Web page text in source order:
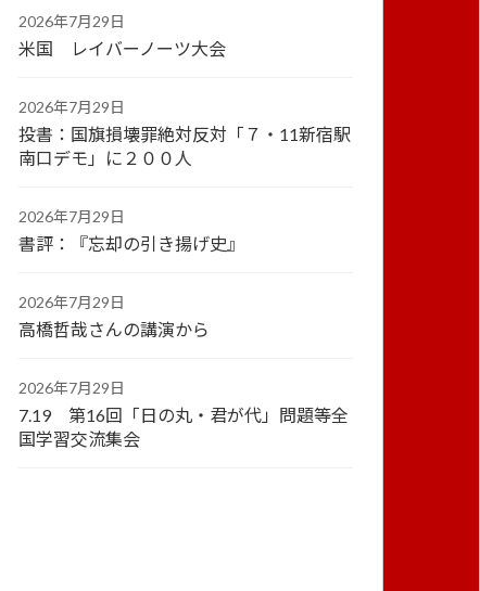
2026年7月29日
米国 レイバーノーツ大会
2026年7月29日
投書：国旗損壊罪絶対反対「７・11新宿駅
南口デモ」に２００人
2026年7月29日
書評：『忘却の引き揚げ史』
2026年7月29日
高橋哲哉さんの講演から
2026年7月29日
7.19 第16回「日の丸・君が代」問題等全
国学習交流集会